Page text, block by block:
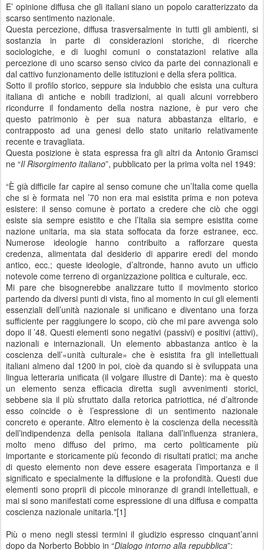
E’ opinione diffusa che gli italiani siano un popolo caratterizzato da
scarso sentimento nazionale.
Questa percezione, diffusa trasversalmente in tutti gli ambienti, si
sostanzia in parte di considerazioni storiche, di ricerche
sociologiche, e di luoghi comuni o constatazioni relative alla
percezione di uno scarso senso civico da parte dei connazionali e
dal cattivo funzionamento delle istituzioni e della sfera politica.
Sotto il profilo storico, seppure sia indubbio che esista una cultura
italiana di antiche e nobili tradizioni, ai quali alcuni vorrebbero
ricondurre il fondamento della nostra nazione, è pur vero che
questo patrimonio è per sua natura abbastanza elitario, e
contrapposto ad una genesi dello stato unitario relativamente
recente e travagliata.
Questa posizione è stata espressa fra gli altri da Antonio Gramsci
ne “Il Risorgimento italiano”, pubblicato per la prima volta nel 1949:
“È già difficile far capire al senso comune che un’Italia come quella
che si è formata nel ’70 non era mai esistita prima e non poteva
esistere: il senso comune è portato a credere che ciò che oggi
esiste sia sempre esistito e che l’Italia sia sempre esistita come
nazione unitaria, ma sia stata soffocata da forze estranee, ecc.
Numerose ideologie hanno contribuito a rafforzare questa
credenza, alimentata dal desiderio di apparire eredi del mondo
antico, ecc.; queste ideologie, d’altronde, hanno avuto un ufficio
notevole come terreno di organizzazione politica e culturale, ecc.
Mi pare che bisognerebbe analizzare tutto il movimento storico
partendo da diversi punti di vista, fino al momento in cui gli elementi
essenziali dell’unità nazionale si unificano e diventano una forza
sufficiente per raggiungere lo scopo, ciò che mi pare avvenga solo
dopo il ’48. Questi elementi sono negativi (passivi) e positivi (attivi),
nazionali e internazionali. Un elemento abbastanza antico è la
coscienza dell’«unità culturale» che è esistita fra gli intellettuali
italiani almeno dal 1200 in poi, cioè da quando si è sviluppata una
lingua letteraria unificata (il volgare illustre di Dante): ma è questo
un elemento senza efficacia diretta sugli avvenimenti storici,
sebbene sia il più sfruttato dalla retorica patriottica, né d’altronde
esso coincide o è l’espressione di un sentimento nazionale
concreto e operante. Altro elemento è la coscienza della necessità
dell’indipendenza della penisola italiana dall’influenza straniera,
molto meno diffuso del primo, ma certo politicamente più
importante e storicamente più fecondo di risultati pratici; ma anche
di questo elemento non deve essere esagerata l’importanza e il
significato e specialmente la diffusione e la profondità. Questi due
elementi sono proprii di piccole minoranze di grandi intellettuali, e
mai si sono manifestati come espressione di una diffusa e compatta
coscienza nazionale unitaria."[1]
Più o meno negli stessi termini il giudizio espresso cinquant’anni
dopo da Norberto Bobbio in “Dialogo intorno alla repubblica”: